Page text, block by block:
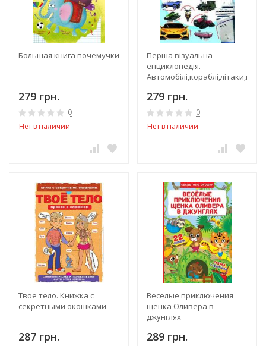
Большая книга почемучки
279 грн.
0
Нет в наличии
Перша візуальна
енциклопедія.
279 грн.
0
Нет в наличии
Твое тело. Книжка с
секретными окошками
287 грн.
Веселые приключения
щенка Оливера в
джунглях
289 грн.